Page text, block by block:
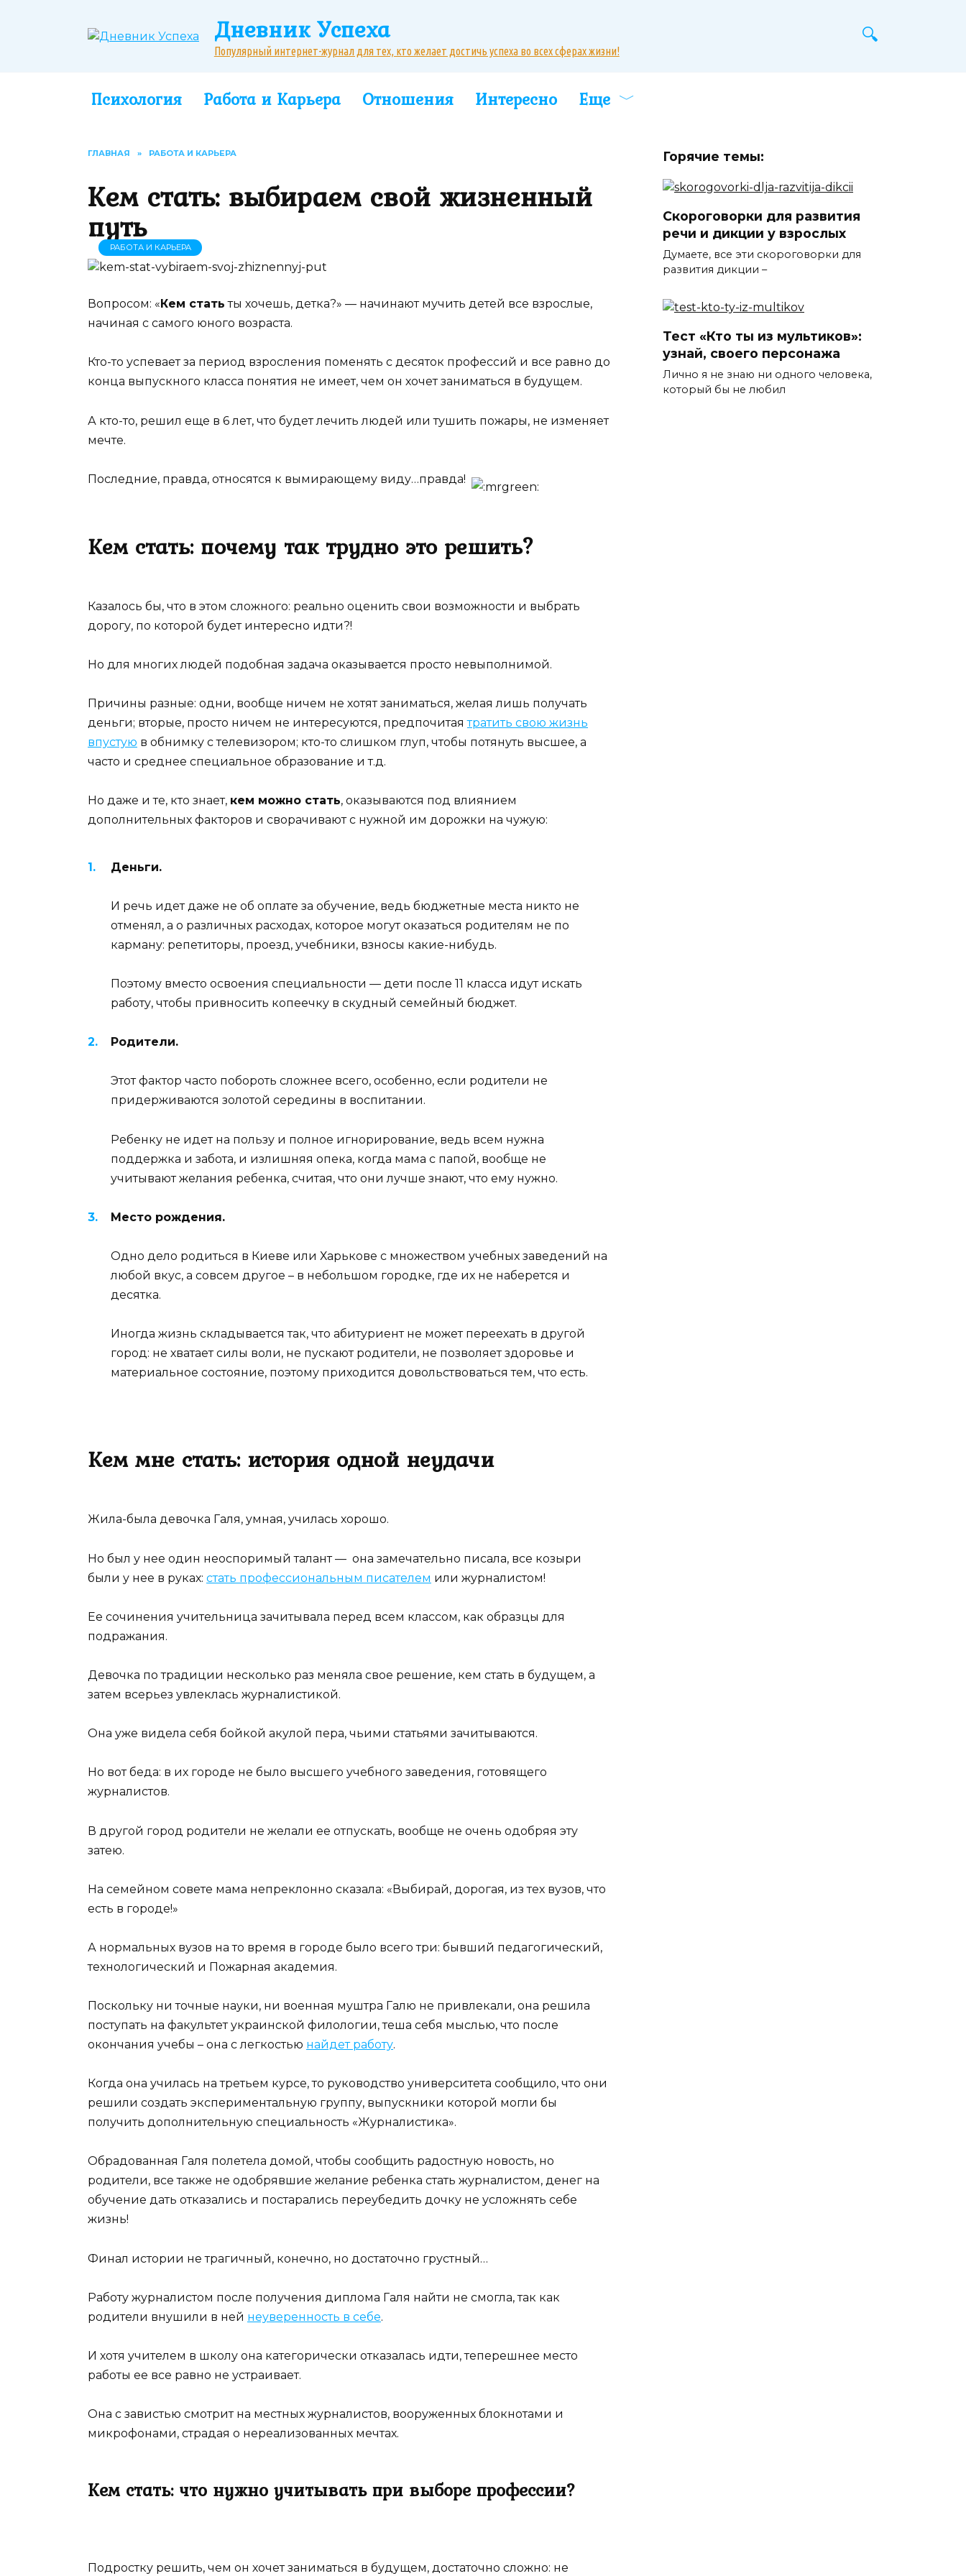
Дневник Успеха
Популярный интернет-журнал для тех, кто желает достичь успеха во всех сферах жизни!
Психология Работа и Карьера Отношения Интересно Еще
ГЛАВНАЯ » РАБОТА И КАРЬЕРА
Кем стать: выбираем свой жизненный
путь
РАБОТА И КАРЬЕРА
Вопросом: « Кем стать ты хочешь, детка?» — начинают мучить детей все взрослые,
начиная с самого юного возраста.
Кто-то успевает за период взросления поменять с десяток профессий и все равно до
конца выпускного класса понятия не имеет, чем он хочет заниматься в будущем.
А кто-то, решил еще в 6 лет, что будет лечить людей или тушить пожары, не изменяет
мечте.
Последние, правда, относятся к вымирающему виду…правда!
Кем стать: почему так трудно это решить?
Казалось бы, что в этом сложного: реально оценить свои возможности и выбрать
дорогу, по которой будет интересно идти?!
Но для многих людей подобная задача оказывается просто невыполнимой.
Причины разные: одни, вообще ничем не хотят заниматься, желая лишь получать
деньги; вторые, просто ничем не интересуются, предпочитаятратить свою жизнь
впустую в обнимку с телевизором; кто-то слишком глуп, чтобы потянуть высшее, а
часто и среднее специальное образование и т.д.
Но даже и те, кто знает, кем можно стать, оказываются под влиянием
дополнительных факторов и сворачивают с нужной им дорожки на чужую:
Деньги.
И речь идет даже не об оплате за обучение, ведь бюджетные места никто не
отменял, а о различных расходах, которое могут оказаться родителям не по
карману: репетиторы, проезд, учебники, взносы какие-нибудь.
Поэтому вместо освоения специальности — дети после 11 класса идут искать
работу, чтобы привносить копеечку в скудный семейный бюджет.
Родители.
Этот фактор часто побороть сложнее всего, особенно, если родители не
придерживаются золотой середины в воспитании.
Ребенку не идет на пользу и полное игнорирование, ведь всем нужна
поддержка и забота, и излишняя опека, когда мама с папой, вообще не
учитывают желания ребенка, считая, что они лучше знают, что ему нужно.
Место рождения.
Одно дело родиться в Киеве или Харькове с множеством учебных заведений на
любой вкус, а совсем другое – в небольшом городке, где их не наберется и
десятка.
Иногда жизнь складывается так, что абитуриент не может переехать в другой
город: не хватает силы воли, не пускают родители, не позволяет здоровье и
материальное состояние, поэтому приходится довольствоваться тем, что есть.
Кем мне стать: история одной неудачи
Жила-была девочка Галя, умная, училась хорошо.
Но был у нее один неоспоримый талант — она замечательно писала, все козыри
были у нее в руках: стать профессиональным писателем или журналистом!
Ее сочинения учительница зачитывала перед всем классом, как образцы для
подражания.
Девочка по традиции несколько раз меняла свое решение, кем стать в будущем, а
затем всерьез увлеклась журналистикой.
Она уже видела себя бойкой акулой пера, чьими статьями зачитываются.
Но вот беда: в их городе не было высшего учебного заведения, готовящего
журналистов.
В другой город родители не желали ее отпускать, вообще не очень одобряя эту
затею.
На семейном совете мама непреклонно сказала: «Выбирай, дорогая, из тех вузов, что
есть в городе!»
А нормальных вузов на то время в городе было всего три: бывший педагогический,
технологический и Пожарная академия.
Поскольку ни точные науки, ни военная муштра Галю не привлекали, она решила
поступать на факультет украинской филологии, теша себя мыслью, что после
окончания учебы – она с легкостью найдет работу.
Когда она училась на третьем курсе, то руководство университета сообщило, что они
решили создать экспериментальную группу, выпускники которой могли бы
получить дополнительную специальность «Журналистика».
Обрадованная Галя полетела домой, чтобы сообщить радостную новость, но
родители, все также не одобрявшие желание ребенка стать журналистом, денег на
обучение дать отказались и постарались переубедить дочку не усложнять себе
жизнь!
Финал истории не трагичный, конечно, но достаточно грустный…
Работу журналистом после получения диплома Галя найти не смогла, так как
родители внушили в ней неуверенность в себе.
И хотя учителем в школу она категорически отказалась идти, теперешнее место
работы ее все равно не устраивает.
Она с завистью смотрит на местных журналистов, вооруженных блокнотами и
микрофонами, страдая о нереализованных мечтах.
Кем стать: что нужно учитывать при выборе профессии?
Подростку решить, чем он хочет заниматься в будущем, достаточно сложно: не
Горячие темы:
Cкороговорки для развития
речи и дикции у взрослых
Думаете, все эти скороговорки для
развития дикции –
Тест «Кто ты из мультиков»:
узнай, своего персонажа
Лично я не знаю ни одного человека,
который бы не любил